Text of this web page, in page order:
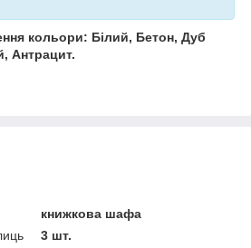
кольори: Білий, Бетон, Дуб
Антрацит.
книжкова шафа
3 шт.